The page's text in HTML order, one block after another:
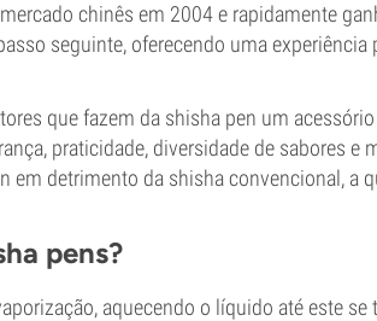
chinês em 2004 e rapidamente
seguinte, oferecendo uma
que fazem da shisha pen um
praticidade, diversidade de sabores e
em detrimento da shisha convencional, a
pens?
aquecendo o líquido até este se